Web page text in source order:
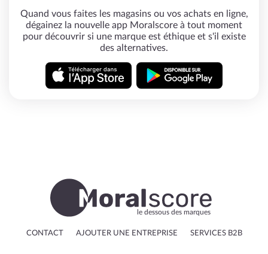
Quand vous faites les magasins ou vos achats en ligne,
dégainez la nouvelle app Moralscore à tout moment
pour découvrir si une marque est éthique et s'il existe
des alternatives.
le dessous des marques
CONTACT AJOUTER UNE ENTREPRISE SERVICES B2B